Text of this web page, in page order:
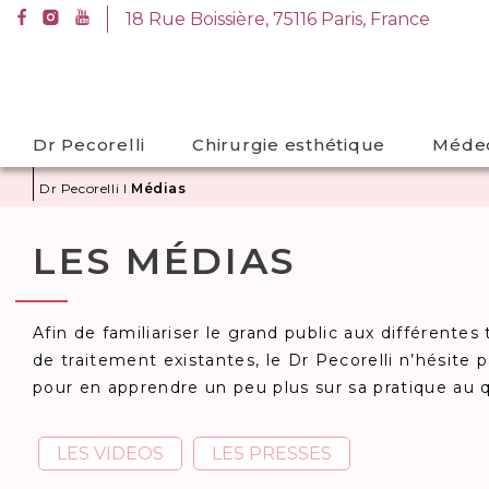
i
18 Rue Boissière, 75116 Paris, France
Dr Pecorelli Chirurgie esthétique
Dr Pecorelli I Médias
LES MÉDIAS
Afin de familiariser le grand public aux
de traitement existantes, le Dr Pecorelli n’hésite
pour en apprendre un peu plus sur sa pratique au
LES VIDEOS LES PRESSES